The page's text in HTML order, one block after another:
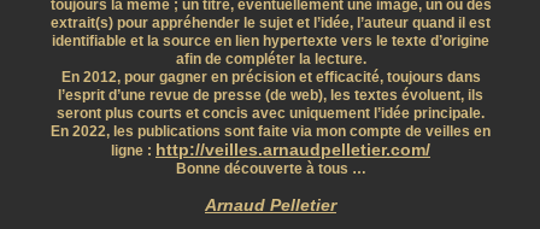
toujours la même ; un titre, éventuellement une image, un ou des
extrait(s) pour appréhender le sujet et l’idée, l’auteur quand il est
identifiable et la source en lien hypertexte vers le texte d’origine
afin de compléter la lecture.
En 2012, pour gagner en précision et efficacité, toujours dans
l’esprit d’une revue de presse (de web), les textes évoluent, ils
seront plus courts et concis avec uniquement l’idée principale.
En 2022, les publications sont faite via mon compte de veilles en
ligne : http://veilles.arnaudpelletier.com/
Bonne découverte à tous …
Arnaud Pelletier